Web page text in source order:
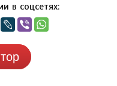
в соцсетях: